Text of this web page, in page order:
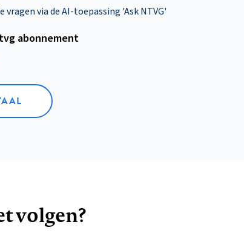
vragen via de AI-toepassing 'Ask NTVG'
abonnement
volgen?